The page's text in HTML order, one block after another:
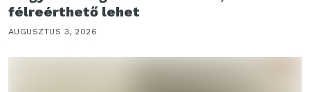
félreérthető lehet
AUGUSZTUS 3, 2026